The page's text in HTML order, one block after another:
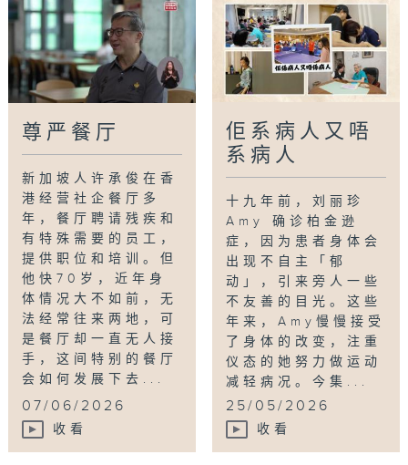
尊严餐厅
新加坡人许承俊在香
港经营社企餐厅多
年，餐厅聘请残疾和
有特殊需要的员工，
提供职位和培训。但
他快70岁，近年身
体情况大不如前，无
法经常往来两地，可
是餐厅却一直无人接
手，这间特别的餐厅
会如何发展下去...
07/06/2026
收看
佢系病人又唔
系病人
十九年前，刘丽珍
Amy 确诊柏金逊
症，因为患者身体会
出现不自主「郁
动」，引来旁人一些
不友善的目光。这些
年来，Amy慢慢接受
了身体的改变，注重
仪态的她努力做运动
减轻病况。今集...
25/05/2026
收看